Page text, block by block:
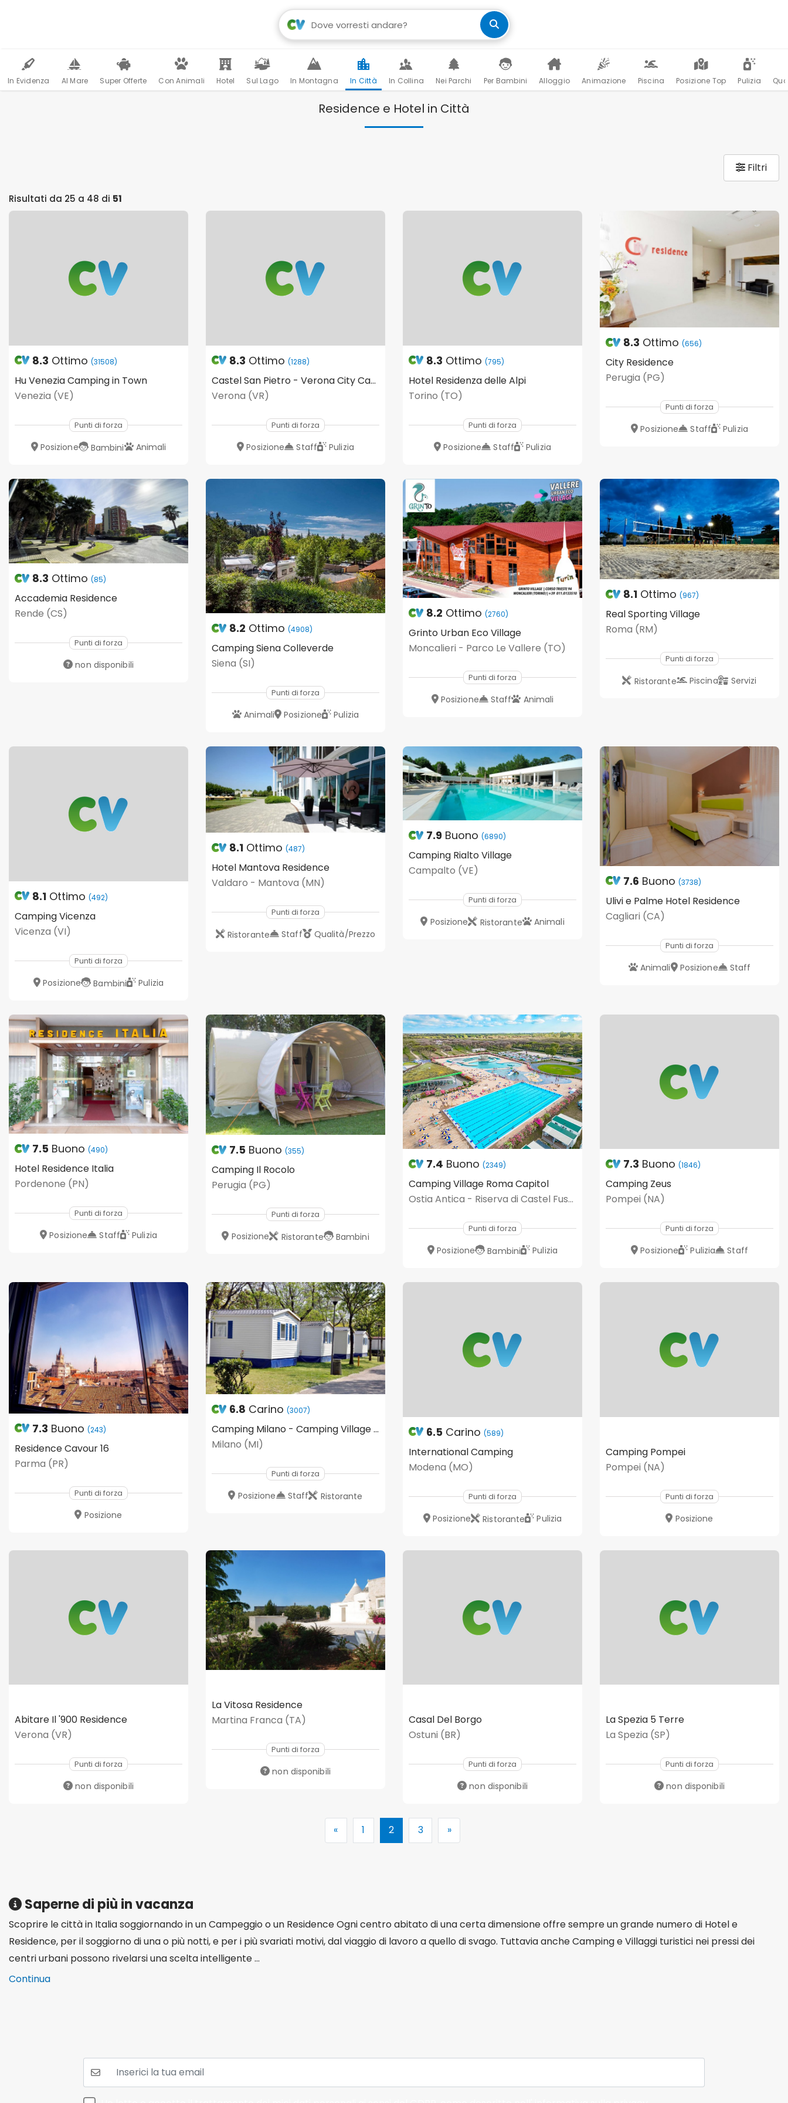
In Evidenza Al Mare Super Offerte Con Animali Hotel Sul Lago In Montagna In Città In Collina Nei Parchi Per Bambini Alloggio Animazione Piscina Posizione Top Pulizia
Residence e Hotel in Città
Filtri
Risultati da 25 a 48 di 51
8.3 Ottimo (31508)
Hu Venezia Camping in Town
Venezia (VE)
Punti di forza
Posizione Bambini Animali
8.3 Ottimo (1288)
Castel San Pietro - Verona City Camping
Verona (VR)
Punti di forza
Posizione Staff Pulizia
8.3 Ottimo (795)
Hotel Residenza delle Alpi
Torino (TO)
Punti di forza
Posizione Staff Pulizia
8.3 Ottimo (656)
City Residence
Perugia (PG)
Punti di forza
Posizione Staff Pulizia
8.3 Ottimo (85)
Accademia Residence
Rende (CS)
Punti di forza
non disponibili
8.2 Ottimo (4908)
Camping Siena Colleverde
Siena (SI)
Punti di forza
Animali Posizione Pulizia
8.2 Ottimo (2760)
Grinto Urban Eco Village
Moncalieri - Parco Le Vallere (TO)
Punti di forza
Posizione Staff Animali
8.1 Ottimo (967)
Real Sporting Village
Roma (RM)
Punti di forza
Ristorante Piscina Servizi
8.1 Ottimo (492)
Camping Vicenza
Vicenza (VI)
Punti di forza
Posizione Bambini Pulizia
8.1 Ottimo (487)
Hotel Mantova Residence
Valdaro - Mantova (MN)
Punti di forza
Ristorante Staff Qualità/Prezzo
7.9 Buono (6890)
Camping Rialto Village
Campalto (VE)
Punti di forza
Posizione Ristorante Animali
7.6 Buono (3738)
Ulivi e Palme Hotel Residence
Cagliari (CA)
Punti di forza
Animali Posizione Staff
7.5 Buono (490)
Hotel Residence Italia
Pordenone (PN)
Punti di forza
Posizione Staff Pulizia
7.5 Buono (355)
Camping Il Rocolo
Perugia (PG)
Punti di forza
Posizione Ristorante Bambini
7.4 Buono (2349)
Camping Village Roma Capitol
Ostia Antica - Riserva di Castel Fusano (RM)
Punti di forza
Posizione Bambini Pulizia
7.3 Buono (1846)
Camping Zeus
Pompei (NA)
Punti di forza
Posizione Pulizia Staff
7.3 Buono (243)
Residence Cavour 16
Parma (PR)
Punti di forza
Posizione
6.8 Carino (3007)
Camping Milano - Camping Village Città di Milano
Milano (MI)
Punti di forza
Posizione Staff Ristorante
6.5 Carino (589)
International Camping
Modena (MO)
Punti di forza
Posizione Ristorante Pulizia
Camping Pompei
Pompei (NA)
Punti di forza
Posizione
Abitare Il '900 Residence
Verona (VR)
Punti di forza
non disponibili
La Vitosa Residence
Martina Franca (TA)
Punti di forza
non disponibili
Casal Del Borgo
Ostuni (BR)
Punti di forza
non disponibili
La Spezia 5 Terre
La Spezia (SP)
Punti di forza
non disponibili
« 1 2 3 »
Saperne di più in vacanza
Scoprire le città in Italia soggiornando in un Campeggio o un Residence Ogni centro abitato di una certa dimensione offre sempre un grande numero di Hotel e
Residence, per il soggiorno di una o più notti, e per i più svariati motivi, dal viaggio di lavoro a quello di svago. Tuttavia anche Camping e Villaggi turistici nei pressi dei
centri urbani possono rivelarsi una scelta intelligente ...
Continua